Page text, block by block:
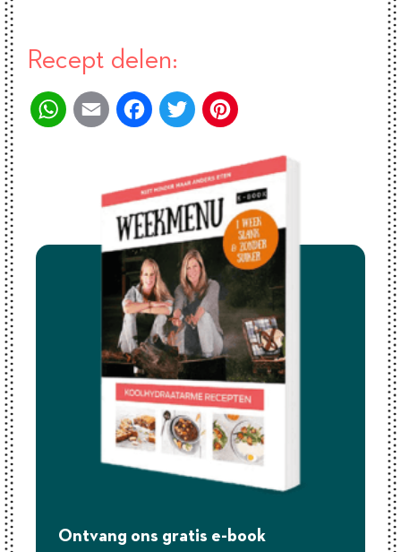
Recept delen:
WhatsApp
Email FacebookTwitter
Ontvang ons gratis e-book